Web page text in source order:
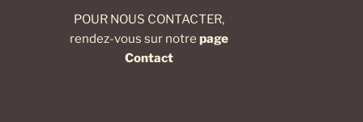
POUR NOUS CONTACTER,
rendez-vous sur notre page
Contact